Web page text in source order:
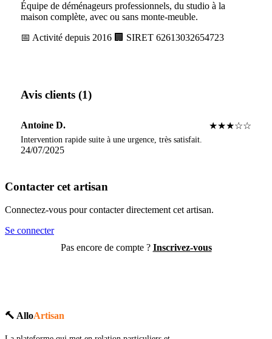
Équipe de déménageurs professionnels, du studio à la
maison complète, avec ou sans monte-meuble.
📅 Activité depuis 2016 🏢 SIRET 62613032654723
Avis clients (1)
Antoine D. ★★★☆☆
Intervention rapide suite à une urgence, très satisfait.
24/07/2025
Contacter cet artisan
Connectez-vous pour contacter directement cet artisan.
Se connecter
Pas encore de compte ? Inscrivez-vous
🔨 AlloArtisan